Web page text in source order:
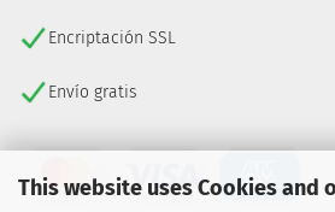
This website uses Cookies and
Encriptación SSL
Envío gratis